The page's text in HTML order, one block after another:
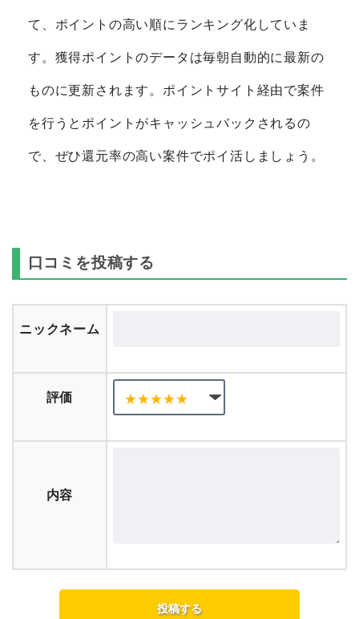
て、ポイントの高い順にランキング化していま
す。獲得ポイントのデータは毎朝自動的に最新の
ものに更新されます。ポイントサイト経由で案件
を行うとポイントがキャッシュバックされるの
で、ぜひ還元率の高い案件でポイ活しましょう。
口コミを投稿する
ニックネーム
評価
内容